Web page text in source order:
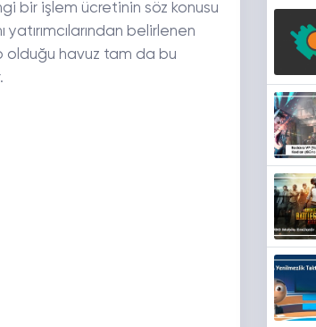
bir işlem ücretinin söz konusu
belirlenen
olduğu havuz tam da bu